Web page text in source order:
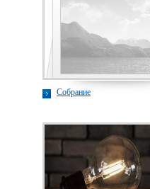
Собрание